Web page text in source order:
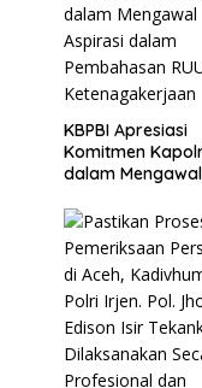
KBPBI Apresiasi
Komitmen
dalam Mengawal
Pembahasan
Ketenagakerjaan